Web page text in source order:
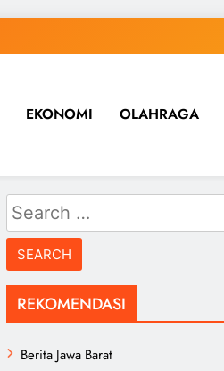
EKONOMI OLAHRAGA
Search
for:
REKOMENDASI
Berita Jawa Barat